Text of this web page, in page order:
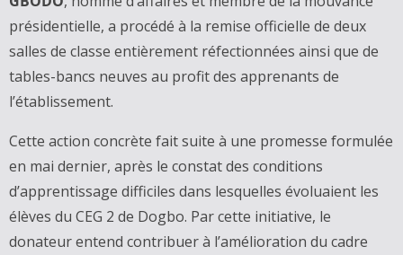
présidentielle, a procédé à la remise officielle de deux
salles de classe entièrement réfectionnées ainsi que de
tables-bancs neuves au profit des apprenants de
l’établissement.
‎Cette action concrète fait suite à une promesse formulée
en mai dernier, après le constat des conditions
d’apprentissage difficiles dans lesquelles évoluaient les
élèves du CEG 2 de Dogbo. Par cette initiative, le
donateur entend contribuer à l’amélioration du cadre